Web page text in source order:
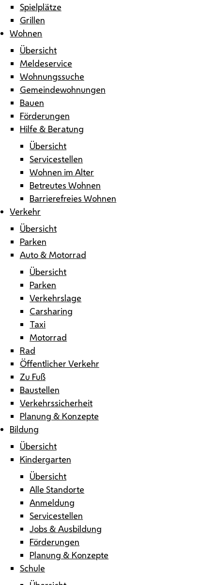
Spielplätze
Grillen
Wohnen
Übersicht
Meldeservice
Wohnungssuche
Gemeindewohnungen
Bauen
Förderungen
Hilfe & Beratung
Übersicht
Servicestellen
Wohnen im Alter
Betreutes Wohnen
Barrierefreies Wohnen
Verkehr
Übersicht
Parken
Auto & Motorrad
Übersicht
Parken
Verkehrslage
Carsharing
Taxi
Motorrad
Rad
Öffentlicher Verkehr
Zu Fuß
Baustellen
Verkehrssicherheit
Planung & Konzepte
Bildung
Übersicht
Kindergarten
Übersicht
Alle Standorte
Anmeldung
Servicestellen
Jobs & Ausbildung
Förderungen
Planung & Konzepte
Schule